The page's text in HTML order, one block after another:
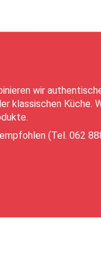
wir
klassischen Küche.
(Tel. 062